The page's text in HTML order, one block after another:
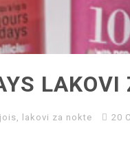
LAKOVI
, lakovi za nokte 20